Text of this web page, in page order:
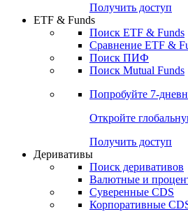
Получить доступ
ETF & Funds
Поиск ETF & Funds
Сравнение ETF &
Поиск ПИФ
Поиск Mutual Funds
Попробуйте 7-
Откройте
Получить доступ
Деривативы
Поиск деривативов
Валютные и
Суверенные CDS
Корпоративные